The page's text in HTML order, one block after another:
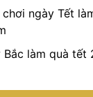
ngày Tết
Bắc làm quà tết